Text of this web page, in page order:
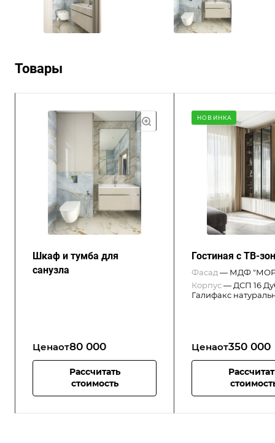
Товары
Шкаф и тумба для
санузла
Ценаот80 000
Рассчитать
стоимость
НОВИНКА
Гостиная с ТВ-
Фасад— МДФ
Корпус—ДСП 16
Галифакс
Ценаот350 000